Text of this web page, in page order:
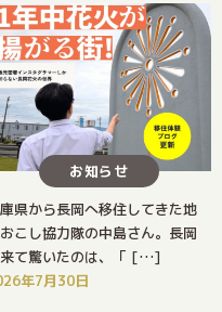
お知らせ
県から長岡へ移住してきた地
こし協力隊の中島さん。長岡
て驚いたのは、「 […]
年7月30日